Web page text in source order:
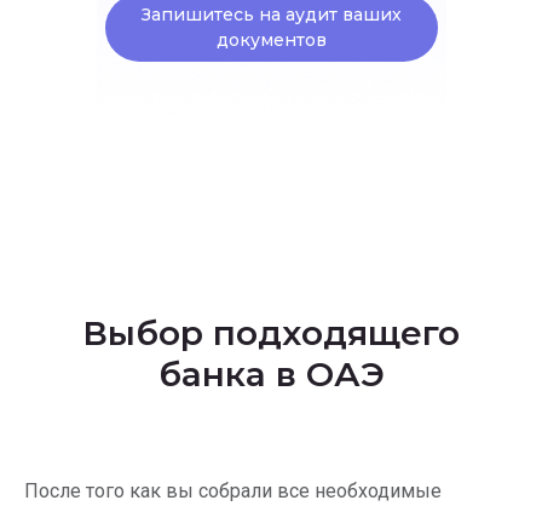
Запишитесь на аудит ваших
документов
Выбор подходящего
банка в ОАЭ
После того как вы собрали все необходимые